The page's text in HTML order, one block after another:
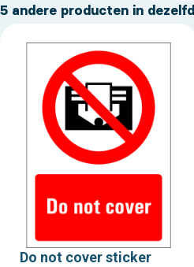
5 andere producten in
Do not cover sticker